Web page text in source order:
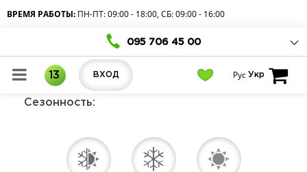
ВРЕМЯ РАБОТЫ: ПН-ПТ: 09:00 - 18:00, СБ: 09:00 - 16:00
095 706 45 00
13 ВХОД Рус Укр
Сезонность: